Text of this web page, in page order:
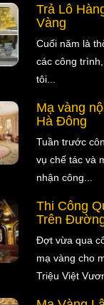
Trả Lô
Vàng
Cuối năm là
các công
tôi...
Mạ vàng
Hà Đông
Tuần trước
vụ chế tác và
nhận công...
Thi Công
Trên
Đợt vừa qua
mạ vàng cho
Triệu Việt